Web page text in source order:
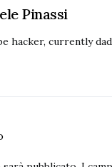
Pinassi
hacker, currently